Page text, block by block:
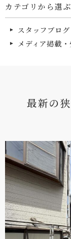
カテゴリから選ぶ
スタッフブログ
メディア掲載
最新の狭